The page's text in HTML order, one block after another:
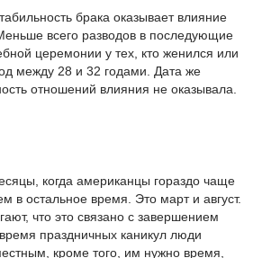
брака оказывает влияние
всего разводов в последующие
церемонии у тех, кто женился или
между 28 и 32 годами. Дата же
отношений влияния не оказывала.
когда американцы гораздо чаще
в остальное время. Это март и август.
что это связано с завершением
праздничных каникул люди
кроме того, им нужно время,